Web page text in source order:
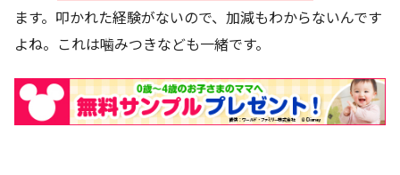
ます。叩かれた経験がないので、加減もわからないんです
よね。これは噛みつきなども一緒です。